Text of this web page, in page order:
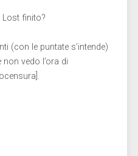
finito?
(con le puntate s’intende)
vedo l’ora di